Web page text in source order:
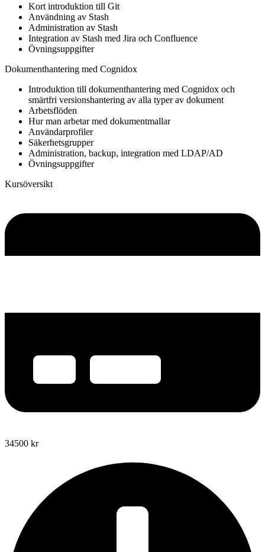
Kort introduktion till Git
Användning av Stash
Administration av Stash
Integration av Stash med Jira och Confluence
Övningsuppgifter
Dokumenthantering med Cognidox
Introduktion till dokumenthantering med Cognidox och
smärtfri versionshantering av alla typer av dokument
Arbetsflöden
Hur man arbetar med dokumentmallar
Användarprofiler
Säkerhetsgrupper
Administration, backup, integration med LDAP/AD
Övningsuppgifter
Kursöversikt
34500 kr